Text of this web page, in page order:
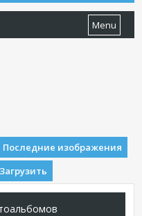
Menu
Последние изображения
Загрузить